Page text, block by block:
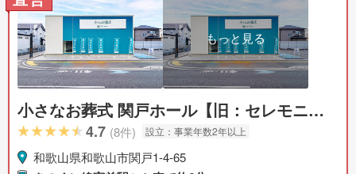
もっと見る
小さなお葬式 関戸ホール【旧：セレモニー
ハウス 関戸】
4.7 (8件) 設立： 事業年数2年以上
和歌山県和歌山市関戸1-4-65